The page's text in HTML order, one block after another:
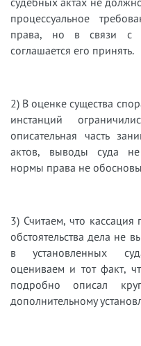
процессуальное
права, но в связи с
соглашается его принять.
2) В оценке существа
инстанций
описательная часть
актов, выводы суда
нормы права не
3) Считаем, что
обстоятельства дела не
в установленных
оцениваем и тот факт,
подробно описал
дополнительному